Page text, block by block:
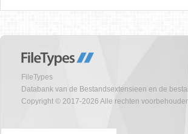
FileTypes
Databank van de Bestandsextensieen en de
Copyright © 2017-2026 Alle rechten